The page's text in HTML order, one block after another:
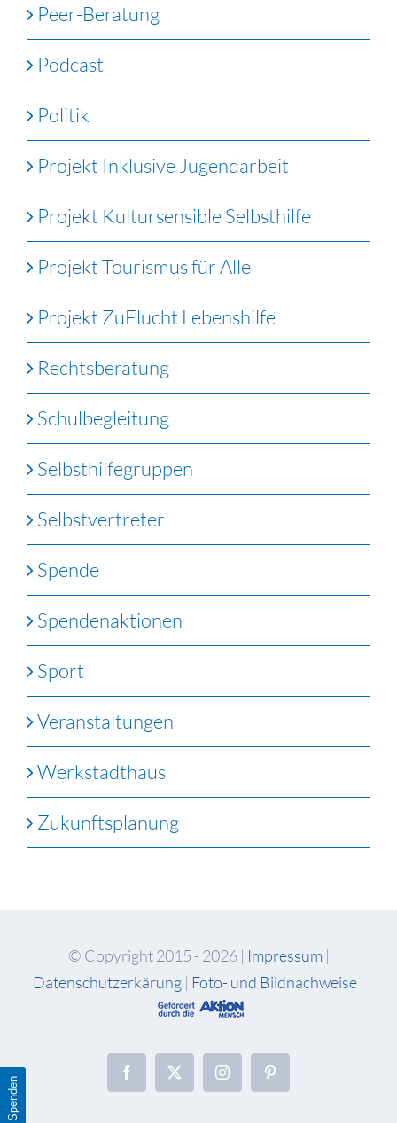
Peer-Beratung
Podcast
Politik
Projekt Inklusive Jugendarbeit
Projekt Kultursensible Selbsthilfe
Projekt Tourismus für Alle
Projekt ZuFlucht Lebenshilfe
Rechtsberatung
Schulbegleitung
Selbsthilfegruppen
Selbstvertreter
Spende
Spendenaktionen
Sport
Veranstaltungen
Werkstadthaus
Zukunftsplanung
© Copyright 2015 - 2026 | Impressum |
Datenschutzerkärung | Foto- und Bildnachweise |
Facebook
X InstagramPinterest
Spenden